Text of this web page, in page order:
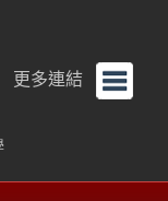
更多連結